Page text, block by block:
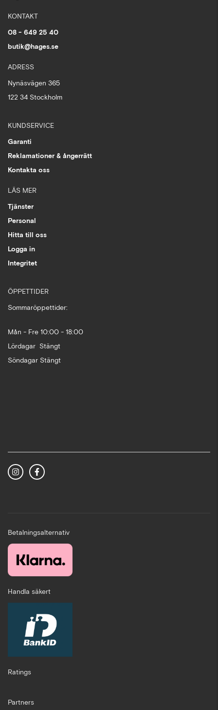
KONTAKT
08 - 649 25 40
butik@hages.se
ADRESS
Nynäsvägen 365
122 34 Stockholm
KUNDSERVICE
Garanti
Reklamationer & ångerrätt
Kontakta oss
LÄS MER
Tjänster
Personal
Hitta till oss
Logga in
Integritet
ÖPPETTIDER
Sommaröppettider:
Mån - Fre 10:00 - 18:00
Lördagar Stängt
Söndagar Stängt
Betalningsalternativ
Handla säkert
Ratings
Partners